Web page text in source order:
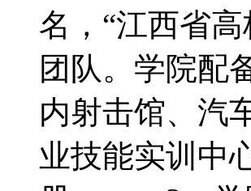
名，“江西省
团队。学院配
内射击馆、汽
业技能实训中